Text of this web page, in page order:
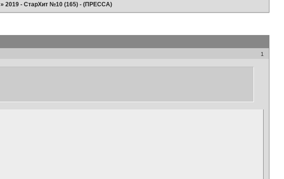
»2019 - СтарХит №10 (165) - (ПРЕССА)
1